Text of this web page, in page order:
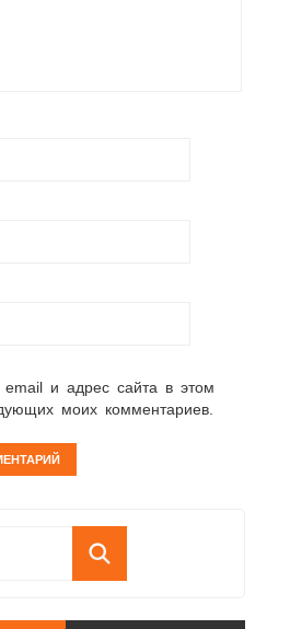
и адрес сайта в этом
моих комментариев.